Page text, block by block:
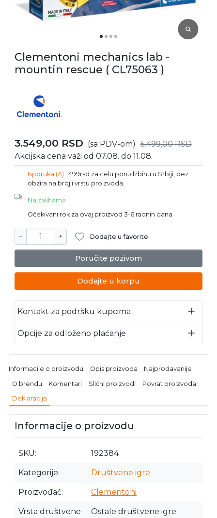
Clementoni mechanics lab -
mountin rescue ( CL75063 )
3.549,00 RSD (sa PDV-om) 5.499,00RSD
Akcijska cena važi od 07.08. do 11.08.
Isporuka (A) : 499rsd za celu porudžbinu u Srbiji, bez
obzira na broj i vrstu proizvoda.
Na zalihama
Očekivani rok za ovaj proizvod 3-6 radnih dana
− + Dodajte u favorite
Poručite pozivom
Dodajte u korpu
Kontakt za podršku kupcima
Opcije za odloženo plaćanje
Informacije o proizvodu Opis proizvoda Najprodavanije
O brendu Komentari Slični proizvodi Povrat proizvoda
Deklaracija
Informacije o proizvodu
SKU 192384
Kategorije Društvene igre
Proizvođač Clementoni
Vrsta društvene
Ostale društvene igre